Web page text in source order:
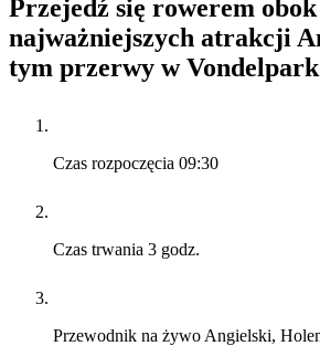
Przejedź się rowerem obok
najważniejszych atrakcji
tym przerwy w Vondelpark
Czas rozpoczęcia 09:30
Czas trwania 3 godz.
Przewodnik na żywo Angielski,